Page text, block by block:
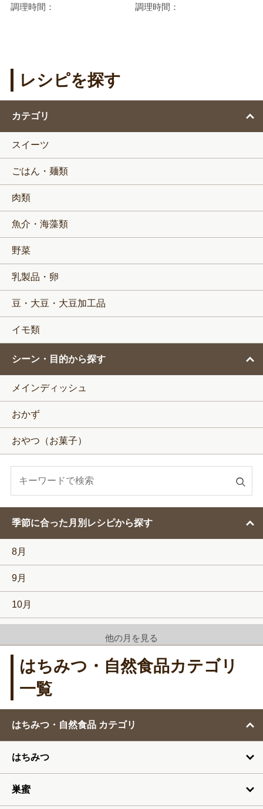
調理時間：
調理時間：
レシピを探す
カテゴリ
スイーツ
ごはん・麺類
肉類
魚介・海藻類
野菜
乳製品・卵
豆・大豆・大豆加工品
イモ類
シーン・目的から探す
メインディッシュ
おかず
おやつ（お菓子）
索
季節に合った月別レシピから探す
8月
9月
10月
12月
2月
4月
5月
他の月を見る
はちみつ・自然食品カテゴリ
一覧
はちみつ・自然食品 カテゴリ
はちみつ
巣蜜